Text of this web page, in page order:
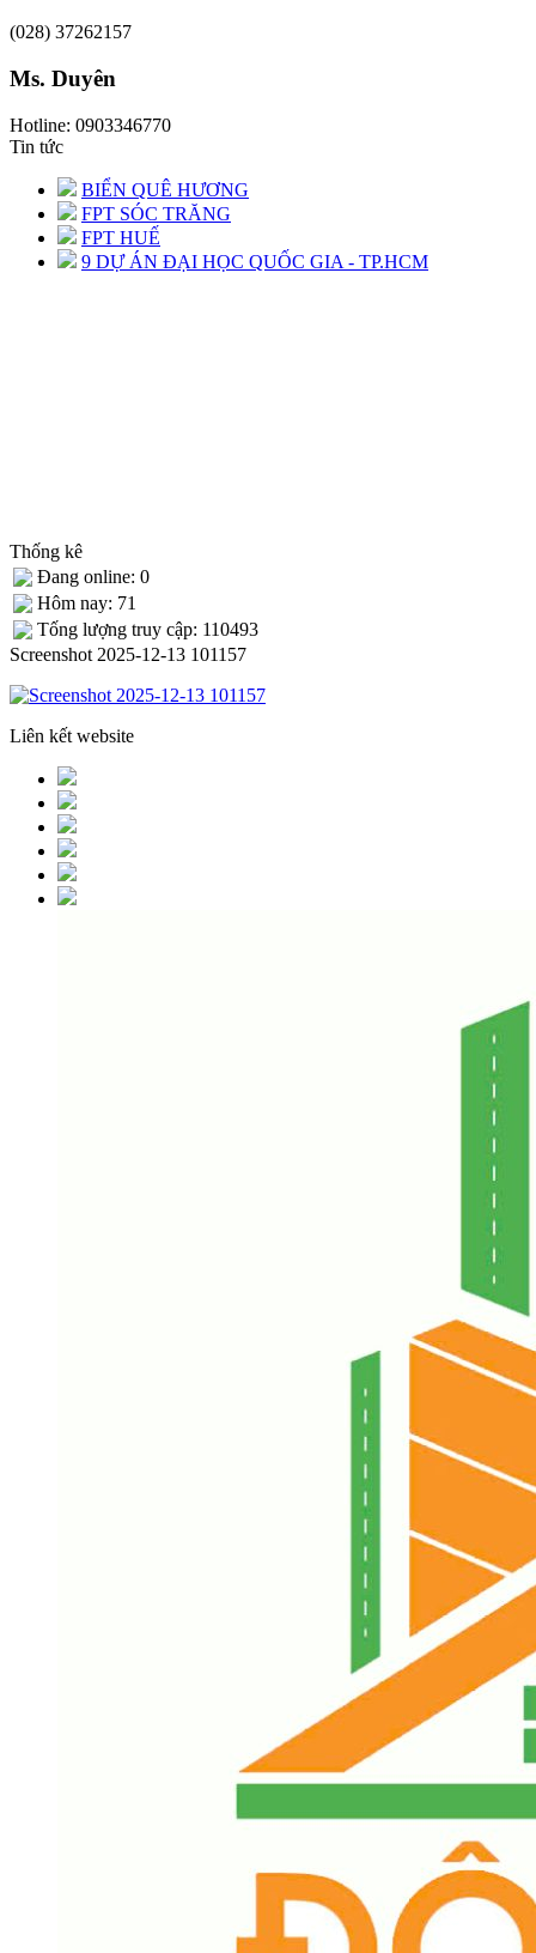
(028) 37262157
Ms. Duyên
Hotline: 0903346770
Tin tức
BIỂN QUÊ HƯƠNG
FPT SÓC TRĂNG
FPT HUẾ
9 DỰ ÁN ĐẠI HỌC QUỐC GIA - TP.HCM
Thống kê
Đang online: 0
Hôm nay: 71
Tống lượng truy cập: 110493
Screenshot 2025-12-13 101157
Liên kết website